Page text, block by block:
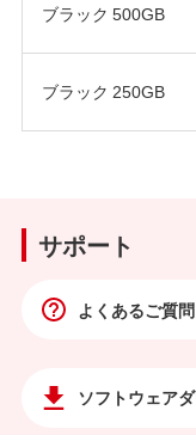
ブラック 500GB
ブラック 250GB
サポート
よくあるご質問
ソフトウェア